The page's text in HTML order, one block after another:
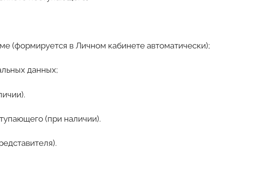
(формируется в Личном кабинете автоматически);
данных;
(при наличии).